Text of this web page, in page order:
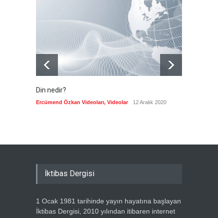
merkezli ekonomi modeli
sınıra dayandı
Güncel 5 Ağustos 2026
Din nedir?
Ercümend Özkan Videoları, Videolar 12 Aralık 2020
İktibas Dergisi
1 Ocak 1981 tarihinde yayın hayatına başlayan
İktibas Dergisi, 2010 yılından itibaren internet